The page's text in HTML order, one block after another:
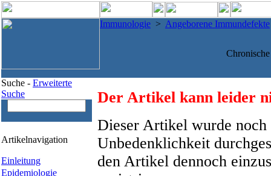
Immunologie > Angeborene Immundefekte
Suche - Erweiterte
Suche
Artikelnavigation
Einleitung
Epidemiologie
Der Artikel kann leider
Dieser Artikel wurde
Unbedenklichkeit
den Artikel dennoch